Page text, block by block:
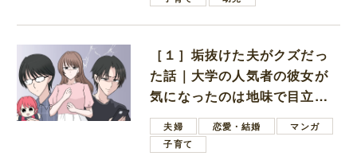
［１］垢抜けた夫がクズだっ
た話｜大学の人気者の彼女が
気になったのは地味で目立た
ない男子学生
夫婦 恋愛・結婚
マンガ
子育て